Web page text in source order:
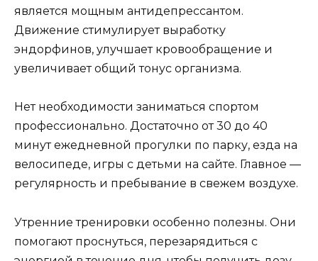
является мощным антидепрессантом.
Движение стимулирует выработку
эндорфинов, улучшает кровообращение и
увеличивает общий тонус организма.
Нет необходимости заниматься спортом
профессионально. Достаточно от 30 до 40
минут ежедневной прогулки по парку, езда на
велосипеде, игры с детьми на сайте. Главное —
регулярность и пребывание в свежем воздухе.
Утренние тренировки особенно полезны. Они
помогают проснуться, перезарядиться с